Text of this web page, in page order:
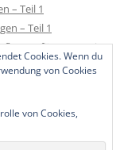
– Teil 1
– Teil 1
für 4-40V mit
Cookies. Wenn du
von Cookies
von Cookies,